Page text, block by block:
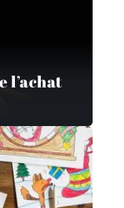
l’achat